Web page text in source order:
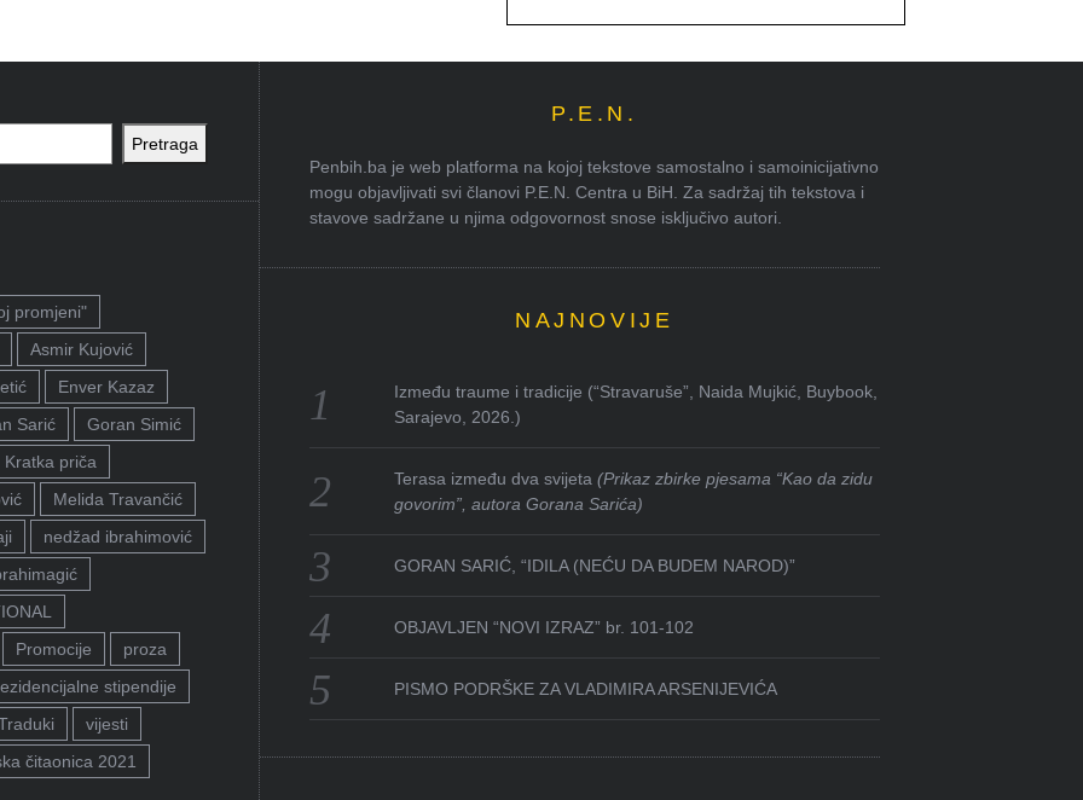
Pretraga
promjeni"
Asmir Kujović
Enver Kazaz
Sarić
Goran Simić
Kratka priča
Melida Travančić
nedžad ibrahimović
Promocije
proza
stipendije
vijesti
čitaonica 2021
P.E.N.
Penbih.ba je web platforma na kojoj tekstove samostalno i samoinicijativno
mogu objavljivati svi članovi P.E.N. Centra u BiH. Za sadržaj tih tekstova i
stavove sadržane u njima odgovornost snose isključivo autori.
NAJNOVIJE
Između traume i tradicije (“Stravaruše”, Naida Mujkić, Buybook,
Sarajevo, 2026.)
Terasa između dva svijeta(Prikaz zbirke pjesama “Kao da zidu
govorim”, autora Gorana Sarića)
GORAN SARIĆ, “IDILA (NEĆU DA BUDEM NAROD)”
OBJAVLJEN “NOVI IZRAZ” br. 101-102
PISMO PODRŠKE ZA VLADIMIRA ARSENIJEVIĆA